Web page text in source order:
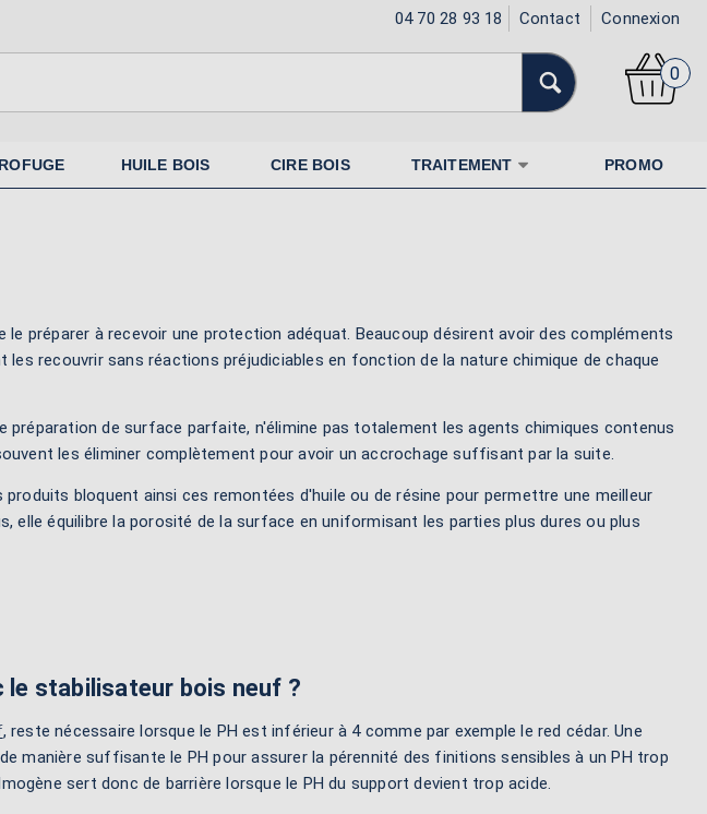
04 70 28 93 18 Contact Connexion
0
HUILE BOIS CIRE BOIS TRAITEMENT PROMO
le préparer à recevoir une protection adéquat. Beaucoup désirent avoir des compléments
recouvrir sans réactions préjudiciables en fonction de la nature chimique de chaque
de surface parfaite, n'élimine pas totalement les agents chimiques contenus
les éliminer complètement pour avoir un accrochage suffisant par la suite.
bloquent ainsi ces remontées d'huile ou de résine pour permettre une meilleur
elle équilibre la porosité de la surface en uniformisant les parties plus dures ou plus
le stabilisateur bois neuf ?
, reste nécessaire lorsque le PH est inférieur à 4 comme par exemple le red cédar. Une
manière suffisante le PH pour assurer la pérennité des finitions sensibles à un PH trop
sert donc de barrière lorsque le PH du support devient trop acide.